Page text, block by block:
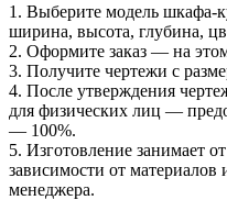
1. Выберите модель шкафа-
ширина, высота, глубина,
2. Оформите заказ — на этом
3. Получите чертежи с
4. После утверждения
для физических лиц —
— 100%.
5. Изготовление занимает
зависимости от
менеджера.